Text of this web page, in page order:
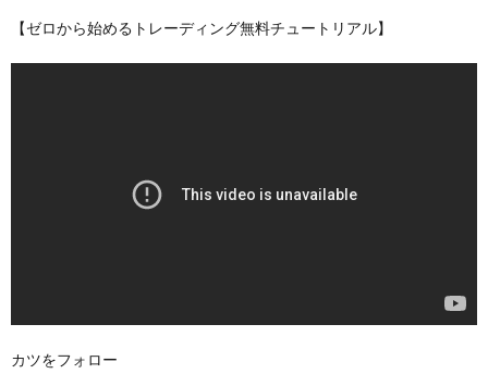
【ゼロから始めるトレーディング無料チュートリアル】
カツをフォロー